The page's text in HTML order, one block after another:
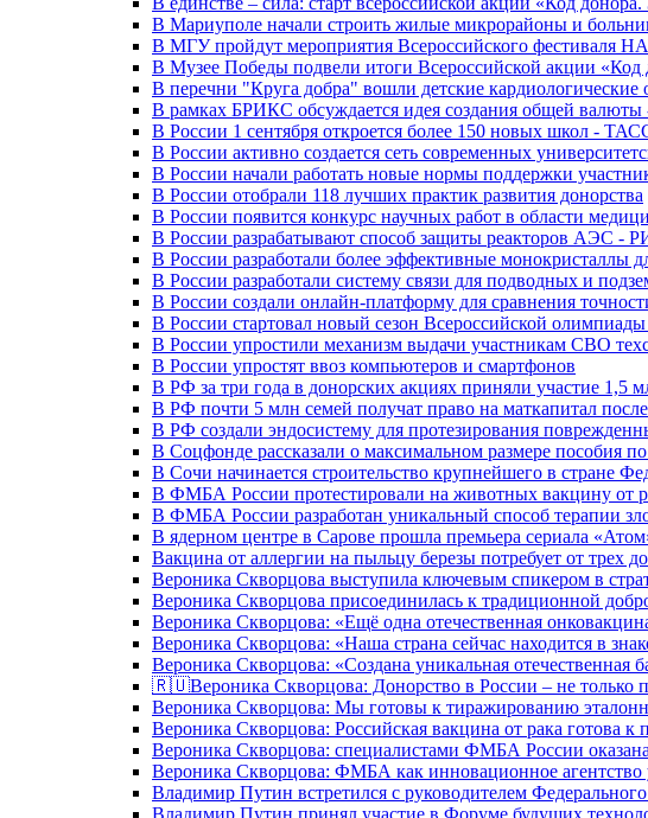
В Мариуполе начали строить жилые микрорайоны и
В МГУ пройдут мероприятия Всероссийского фестиваля
В Музее Победы подвели итоги Всероссийской акции «Код
В перечни "Круга добра" вошли детские
В рамках БРИКС обсуждается идея создания общей
В России 1 сентября откроется более 150 новых школ -
В России активно создается сеть современных
В России начали работать новые нормы поддержки
В России отобрали 118 лучших практик развития донорства
В России появится конкурс научных работ в области
В России разрабатывают способ защиты реакторов АЭС -
В России разработали более эффективные монокристаллы
В России разработали систему связи для подводных и
В России создали онлайн-платформу для сравнения
В России стартовал новый сезон Всероссийской
В России упростили механизм выдачи участникам СВО
В России упростят ввоз компьютеров и смартфонов
В РФ за три года в донорских акциях приняли участие 1,5
В РФ почти 5 млн семей получат право на маткапитал
В РФ создали эндосистему для протезирования
В Соцфонде рассказали о максимальном размере пособия
В Сочи начинается строительство крупнейшего в стране
В ФМБА России протестировали на животных вакцину от
В ФМБА России разработан уникальный способ терапии
В ядерном центре в Сарове прошла премьера сериала
Вакцина от аллергии на пыльцу березы потребует от трех
Вероника Скворцова выступила ключевым спикером в
Вероника Скворцова присоединилась к традиционной
Вероника Скворцова: «Ещё одна отечественная
Вероника Скворцова: «Наша страна сейчас находится в
Вероника Скворцова: «Создана уникальная отечественная
🇷🇺Вероника Скворцова: Донорство в России – не только
Вероника Скворцова: Мы готовы к тиражированию
Вероника Скворцова: Российская вакцина от рака готова
Вероника Скворцова: специалистами ФМБА России
Вероника Скворцова: ФМБА как инновационное агентство
Владимир Путин встретился с руководителем
Владимир Путин принял участие в Форуме будущих